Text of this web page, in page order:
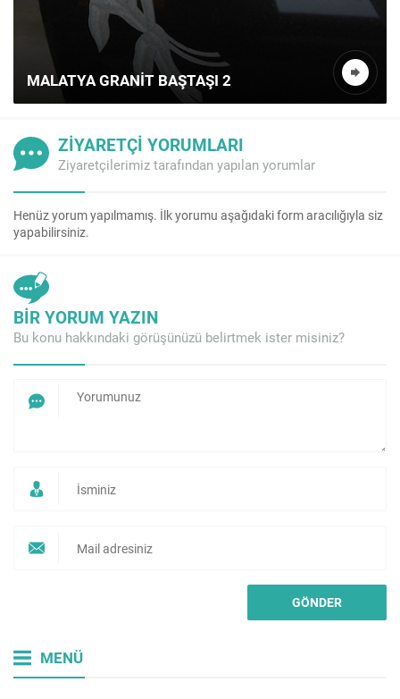
MALATYA GRANIT BAŞTAŞI 2
ZİYARETÇİ YORUMLARI
Ziyaretçilerimiz tarafından yapılan yorumlar
Henüz yorum yapılmamış. İlk yorumu aşağıdaki form aracılığıyla siz
yapabilirsiniz.
BİR YORUM YAZIN
Bu konu hakkındaki görüşünüzü belirtmek ister misiniz?
MENÜ